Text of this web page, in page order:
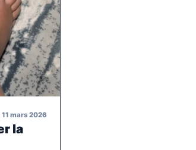
11 mars 2026
la